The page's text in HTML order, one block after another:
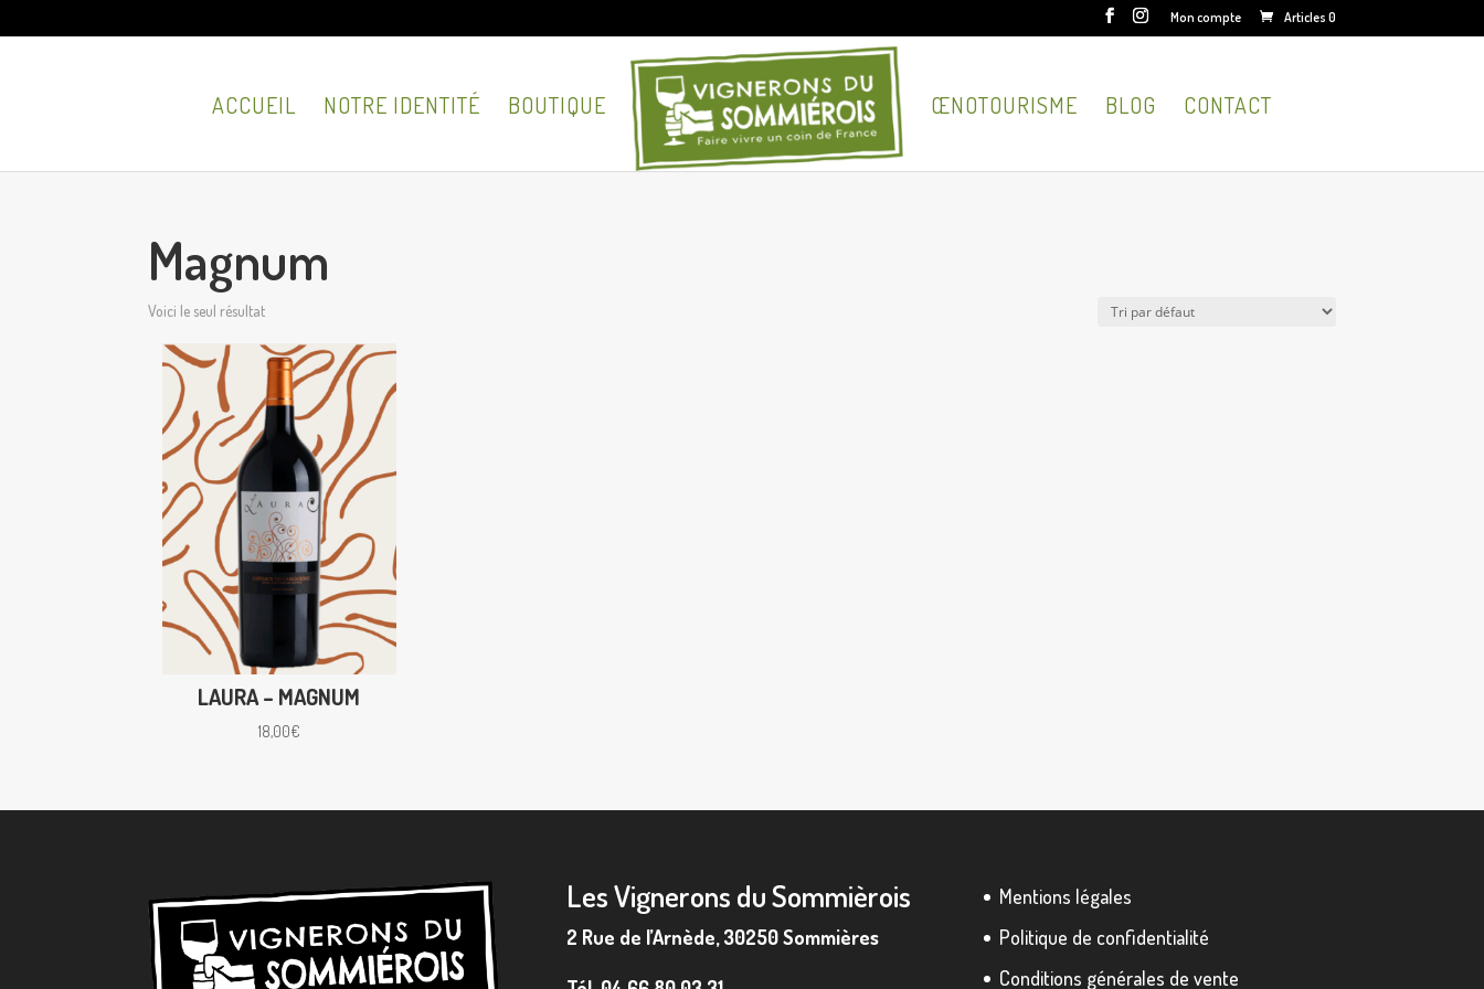
Mon compte Articles 0
ACCUEIL NOTRE IDENTITÉ BOUTIQUE ŒNOTOURISME BLOG CONTACT
Magnum
Voici le seul résultat
LAURA – MAGNUM
18,00€
Les Vignerons du Sommièrois
2 Rue de l’Arnède, 30250 Sommières
Mentions légales
Politique de confidentialité
Conditions générales de vente